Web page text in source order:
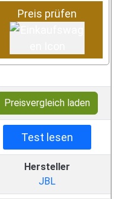
Preis prüfen
Preisvergleich laden
Test lesen
Hersteller
JBL